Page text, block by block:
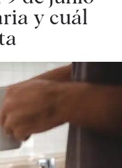
y cuál